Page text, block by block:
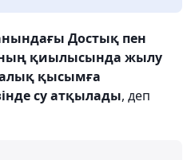
Достық пен
қиылысында жылу
қысымға
су атқылады, деп